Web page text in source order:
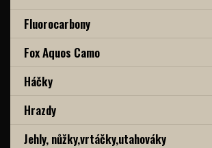
Fluorocarbony
Fox Aquos Camo
Háčky
Hrazdy
Jehly, nůžky,vrtáčky,utahováky